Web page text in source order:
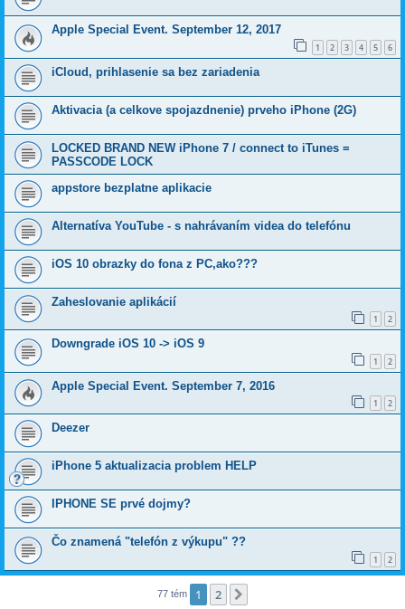
Apple Special Event. September 12, 2017
1 2 3 4 5 6
iCloud, prihlasenie sa bez zariadenia
Aktivacia (a celkove spojazdnenie) prveho iPhone (2G)
LOCKED BRAND NEW iPhone 7 / connect to iTunes =
PASSCODE LOCK
appstore bezplatne aplikacie
Alternatíva YouTube - s nahrávaním videa do telefónu
iOS 10 obrazky do fona z PC,ako???
Zaheslovanie aplikácií
1 2
Downgrade iOS 10 -> iOS 9
1 2
Apple Special Event. September 7, 2016
1 2
Deezer
iPhone 5 aktualizacia problem HELP
IPHONE SE prvé dojmy?
Čo znamená "telefón z výkupu" ??
1 2
77 tém 1 2